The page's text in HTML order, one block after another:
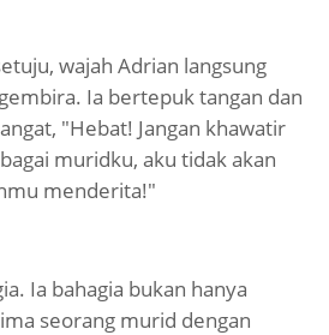
wajah Adrian langsung
Ia bertepuk tangan dan
"Hebat! Jangan khawatir
muridku, aku tidak akan
menderita!"
Ia bahagia bukan hanya
seorang murid dengan